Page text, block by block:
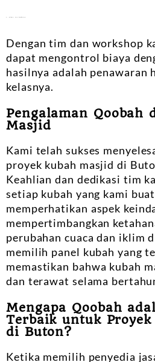
Dengan tim dan workshop
dapat mengontrol biaya
hasilnya adalah penawaran
kelasnya.
Pengalaman Qoobah
Masjid
Kami telah sukses
proyek kubah masjid di
Keahlian dan dedikasi tim
setiap kubah yang kami
memperhatikan aspek
mempertimbangkan
perubahan cuaca dan iklim
memilih panel kubah yang
memastikan bahwa kubah
dan terawat selama
Mengapa Qoobah
Terbaik untuk
di Buton?
Ketika memilih penyedia